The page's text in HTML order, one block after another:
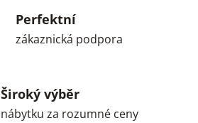
Perfektní
zákaznická podpora
Široký výběr
nábytku za rozumné ceny